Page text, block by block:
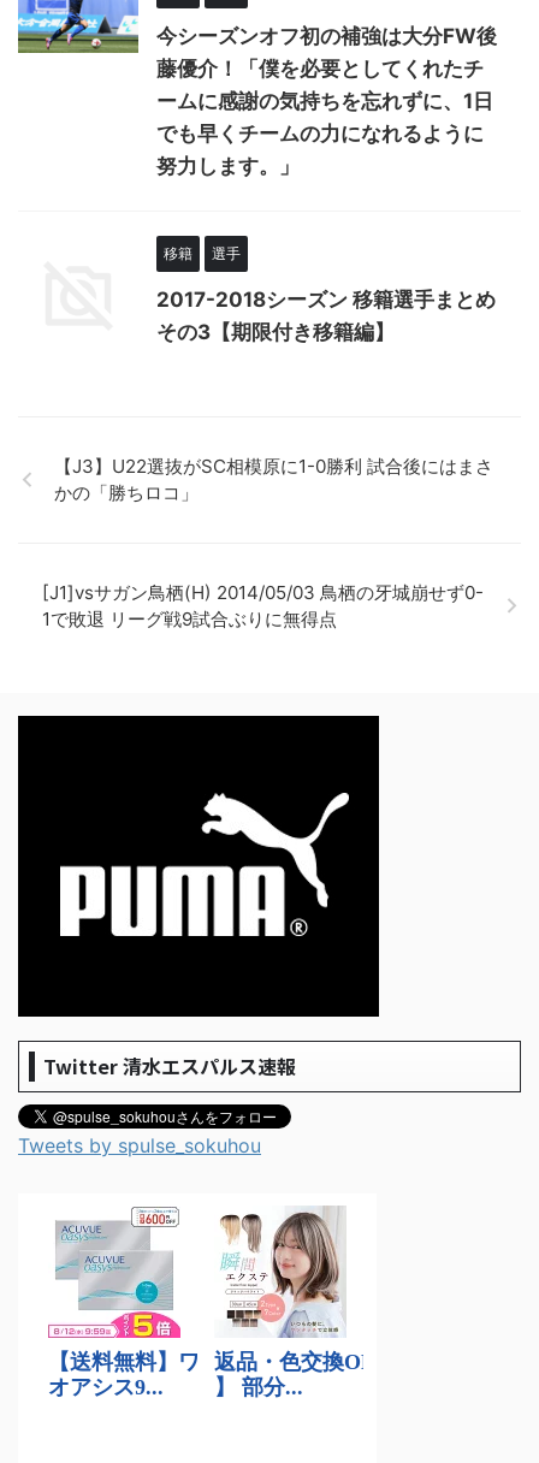
今シーズンオフ初の補強は大分FW後
藤優介！「僕を必要としてくれたチ
ームに感謝の気持ちを忘れずに、1日
でも早くチームの力になれるように
努力します。」
移籍 選手
2017-2018シーズン 移籍選手まとめ
その3【期限付き移籍編】
【J3】U22選抜がSC相模原に1-0勝利 試合後にはまさ
かの「勝ちロコ」
[J1]vsサガン鳥栖(H) 2014/05/03 鳥栖の牙城崩せず0-
1で敗退 リーグ戦9試合ぶりに無得点
Twitter 清水エスパルス速報
Tweets by spulse_sokuhou